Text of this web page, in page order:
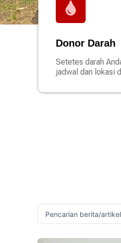
Donor Darah
Setetes darah
jadwal dan lokasi